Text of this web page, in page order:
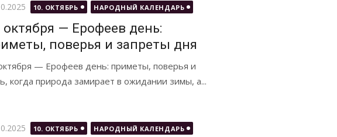
10. ОКТЯБРЬ НАРОДНЫЙ КАЛЕНДАРЬ
октября — Ерофеев день:
поверья и запреты дня
— Ерофеев день: приметы, поверья и
когда природа замирает в ожидании зимы, а...
10. ОКТЯБРЬ НАРОДНЫЙ КАЛЕНДАРЬ